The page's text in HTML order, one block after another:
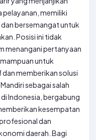
pelayanan, memiliki
bersemangat untuk
Posisi ini tidak
menangani pertanyaan
untuk
memberikan solusi
sebagai salah
Indonesia, bergabung
kesempatan
dan
daerah. Bagi